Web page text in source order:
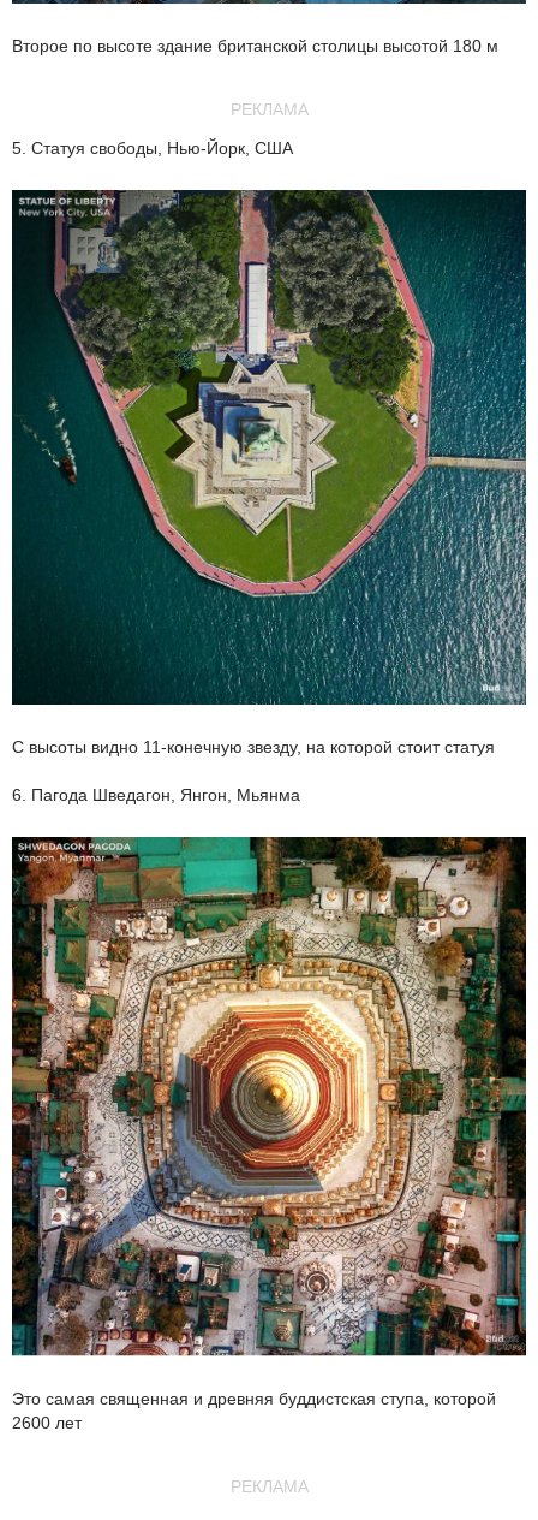
Второе по высоте здание британской столицы высотой 180 м
РЕКЛАМА
5. Статуя свободы, Нью-Йорк, США
С высоты видно 11-конечную звезду, на которой стоит статуя
6. Пагода Шведагон, Янгон, Мьянма
Это самая священная и древняя буддистская ступа, которой
2600 лет
РЕКЛАМА